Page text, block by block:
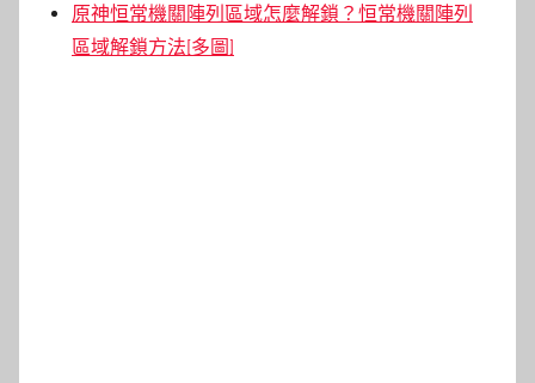
原神恒常機關陣列區域怎麼解鎖？恒常機關陣列
區域解鎖方法[多圖]